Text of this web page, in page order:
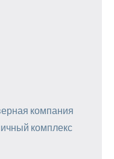
компания
комплекс